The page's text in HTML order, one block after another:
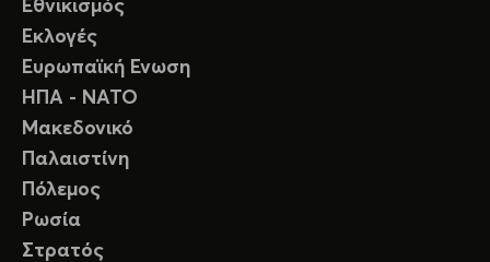
Εθνικισμός
Εκλογές
Ευρωπαϊκή Ενωση
ΗΠΑ - ΝΑΤΟ
Μακεδονικό
Παλαιστίνη
Πόλεμος
Ρωσία
Στρατός